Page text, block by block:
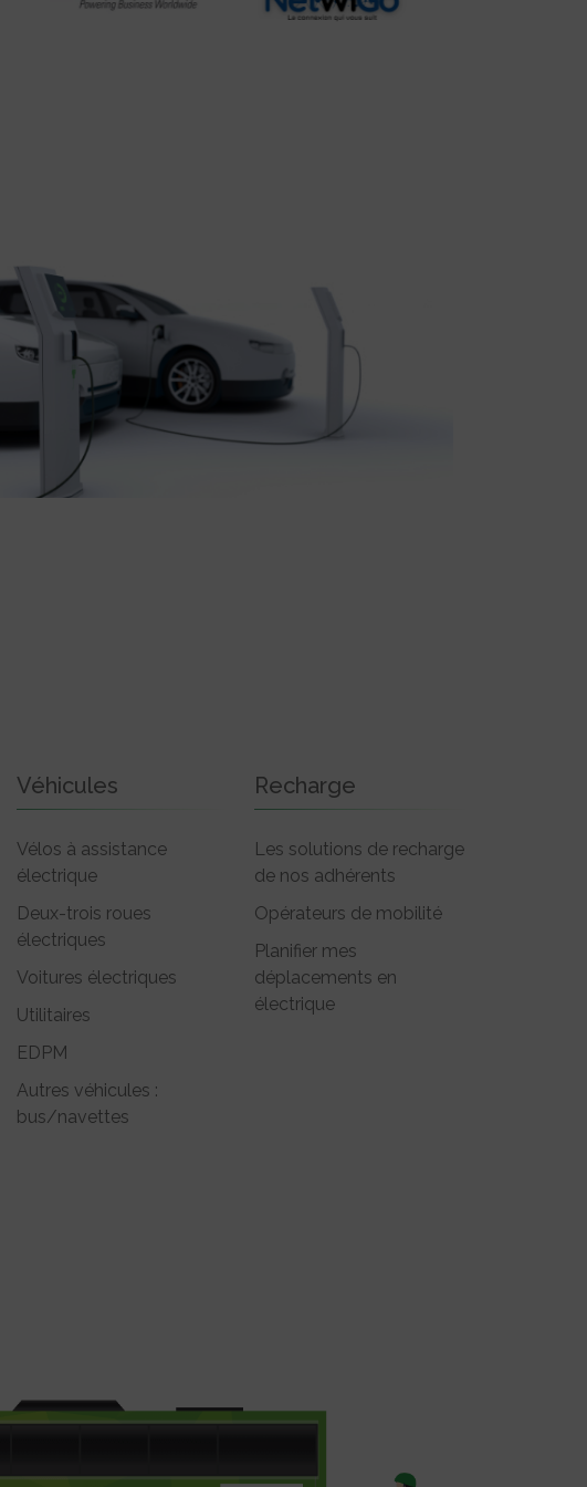
Véhicules
Vélos à assistance
électrique
Deux-trois roues
électriques
Voitures électriques
Utilitaires
EDPM
Autres véhicules :
bus/navettes
Recharge
Les solutions de recharge
de nos adhérents
Opérateurs de mobilité
Planifier mes
déplacements en
électrique